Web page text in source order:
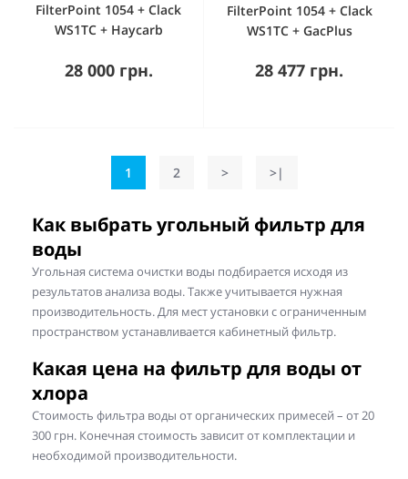
FilterPoint 1054 + Clack
WS1TC + Haycarb
28 000 грн.
FilterPoint 1054 + Clack
WS1TC + GacPlus
28 477 грн.
1 2 > >|
Как выбрать угольный фильтр для
воды
Угольная система очистки воды подбирается исходя из
результатов анализа воды. Также учитывается нужная
производительность. Для мест установки с ограниченным
пространством устанавливается кабинетный фильтр.
Какая цена на фильтр для воды от
хлора
Стоимость фильтра воды от органических примесей – от 20
300 грн. Конечная стоимость зависит от комплектации и
необходимой производительности.